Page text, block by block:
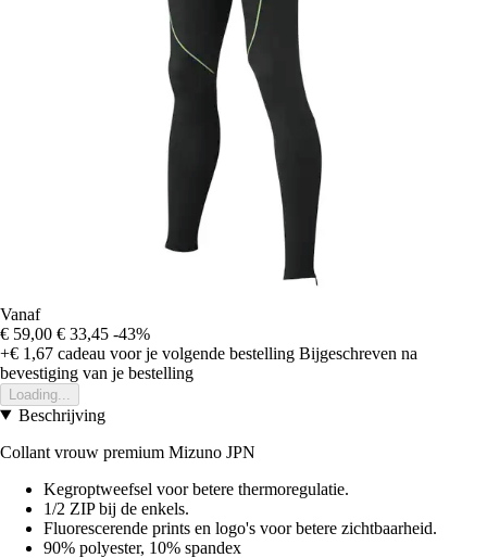
Vanaf
€ 59,00 € 33,45 -43%
+€ 1,67 cadeau voor je volgende bestelling Bijgeschreven na
bevestiging van je bestelling
Loading...
Beschrijving
Collant vrouw premium Mizuno JPN
Kegroptweefsel voor betere thermoregulatie.
1/2 ZIP bij de enkels.
Fluorescerende prints en logo's voor betere zichtbaarheid.
90% polyester, 10% spandex